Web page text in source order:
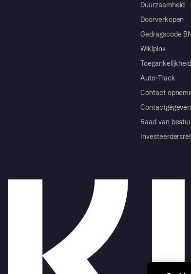
Duurzaamheid
Doorverkopen
Gedragscode
Wikipink
Toegankelijkheid
Auto-Track
Contact
Raad van